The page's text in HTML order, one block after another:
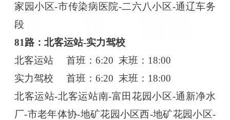
家园小区-市传染病医院-二六八小区-通辽车务
段
81路：北客运站-实力驾校
北客运站
首班： 6:20 末班：18:00
实力驾校
首班： 6:20 末班：18:00
北客运站-北客运站南-富田花园小区-通新净水
厂-市老年体协-地矿花园小区西-地矿花园小区-